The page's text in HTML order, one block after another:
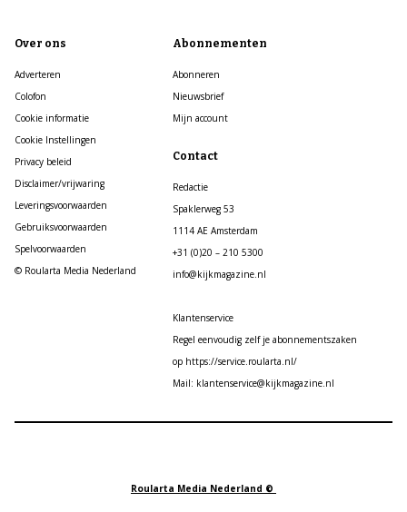
Over ons
Adverteren
Colofon
Cookie informatie
Cookie Instellingen
Privacy beleid
Disclaimer/vrijwaring
Leveringsvoorwaarden
Gebruiksvoorwaarden
Spelvoorwaarden
© Roularta Media Nederland
Abonnementen
Abonneren
Nieuwsbrief
Mijn account
Contact
Redactie
Spaklerweg 53
1114 AE Amsterdam
+31 (0)20 – 210 5300
info@kijkmagazine.nl
Klantenservice
Regel eenvoudig zelf je abonnementszaken
op https://service.roularta.nl/
Mail: klantenservice@kijkmagazine.nl
Roularta Media Nederland ©